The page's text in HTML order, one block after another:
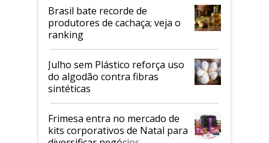
Brasil bate recorde de
produtores de cachaça; veja o
ranking
Julho sem Plástico reforça uso
do algodão contra fibras
sintéticas
Frimesa entra no mercado de
kits corporativos de Natal para